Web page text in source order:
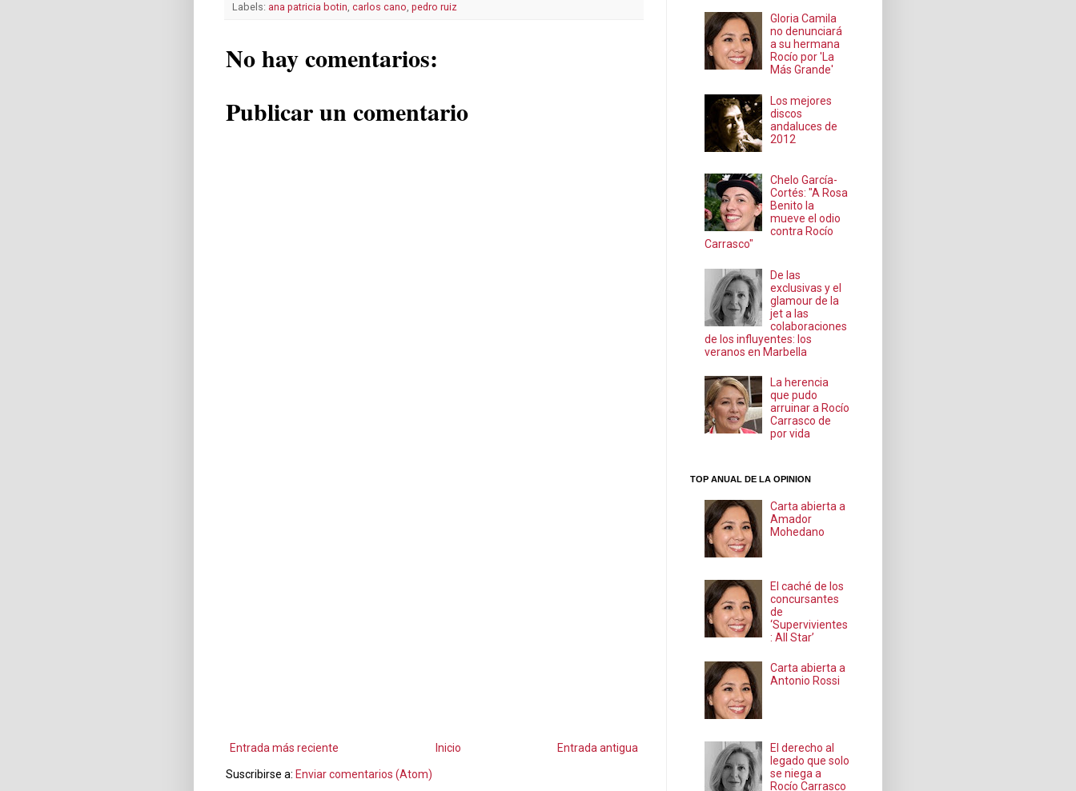
Labels: ana patricia botin, carlos cano, pedro ruiz
No hay comentarios:
Publicar un comentario
Entrada más reciente Entrada antigua
Inicio
Suscribirse a: Enviar comentarios (Atom)
Gloria Camila
no denunciará
a su hermana
Rocío por 'La
Más Grande'
Los mejores
discos
andaluces de
2012
Chelo García-
Cortés: "A Rosa
Benito la
mueve el odio
contra Rocío
Carrasco"
De las
exclusivas y el
glamour de la
jet a las
colaboraciones
de los influyentes: los
veranos en Marbella
La herencia
que pudo
arruinar a Rocío
Carrasco de
por vida
TOP ANUAL DE LA OPINION
Carta abierta a
Amador
Mohedano
El caché de los
concursantes
de
‘Supervivientes
: All Star’
Carta abierta a
Antonio Rossi
El derecho al
legado que solo
se niega a
Rocío Carrasco